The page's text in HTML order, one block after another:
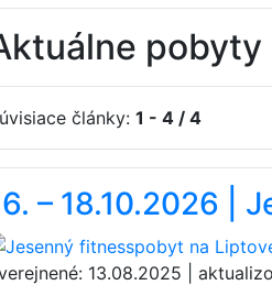
pobyty
články: 1 - 4 / 4
– 18.10.2026 |
13.08.2025 |